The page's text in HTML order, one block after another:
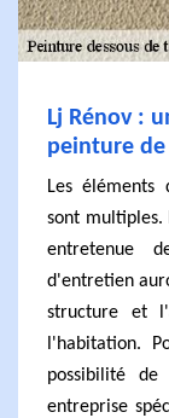
Lj Rénov :
peinture
Les
sont
entretenue
d'entretien
structure et
l'habitation.
possibilité
entreprise